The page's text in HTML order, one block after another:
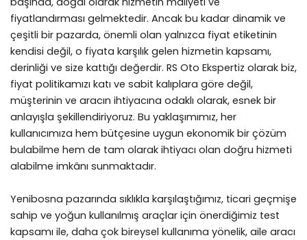
fiyatlandırması gelmektedir. Ancak bu kadar dinamik ve
çeşitli bir pazarda, önemli olan yalnızca fiyat etiketinin
kendisi değil, o fiyata karşılık gelen hizmetin kapsamı,
derinliği ve size kattığı değerdir. RS Oto Ekspertiz olarak biz,
fiyat politikamızı katı ve sabit kalıplara göre değil,
müşterinin ve aracın ihtiyacına odaklı olarak, esnek bir
anlayışla şekillendiriyoruz. Bu yaklaşımımız, her
kullanıcımıza hem bütçesine uygun ekonomik bir çözüm
bulabilme hem de tam olarak ihtiyacı olan doğru hizmeti
alabilme imkânı sunmaktadır.
Yenibosna pazarında sıklıkla karşılaştığımız, ticari geçmişe
sahip ve yoğun kullanılmış araçlar için önerdiğimiz test
kapsamı ile, daha çok bireysel kullanıma yönelik, aile aracı